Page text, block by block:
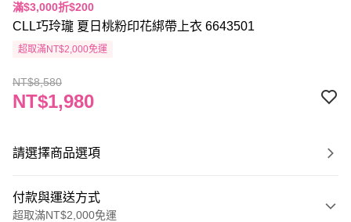
滿$3,000折$200
CLL巧玲瓏 夏日桃粉印花綁帶上衣 6643501
超取滿NT$2,000免運
NT$8,580
NT$1,980
請選擇商品選項
付款與運送方式
超取滿NT$2,000免運